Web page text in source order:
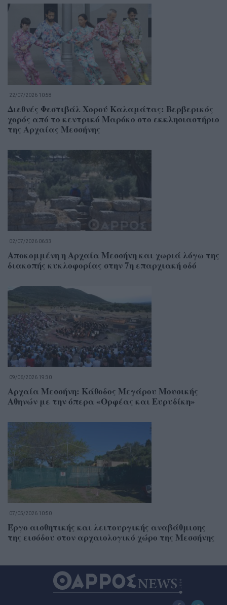
22/07/2026 10:58
Διεθνές Φεστιβάλ Χορού Καλαμάτας: Βερβερικός
χορός από το κεντρικό Μαρόκο στο εκκλησιαστήριο
της Αρχαίας Μεσσήνης
02/07/2026 06:33
Αποκομμένη η Αρχαία Μεσσήνη και χωριά λόγω της
διακοπής κυκλοφορίας στην 7η επαρχιακή οδό
09/06/2026 19:30
Αρχαία Μεσσήνη: Κάθοδος Μεγάρου Μουσικής
Αθηνών με την όπερα «Ορφέας και Ευρυδίκη»
07/05/2026 10:50
Έργο αισθητικής και λειτουργικής αναβάθμισης
της εισόδου στον αρχαιολογικό χώρο της Μεσσήνης